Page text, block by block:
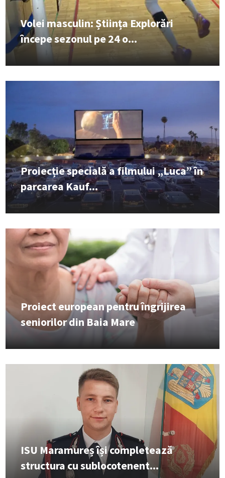
Volei masculin: Știința Explorări
începe sezonul pe 24 o...
Proiecție specială a filmului „Luca” în
parcarea Kauf...
Proiect european pentru îngrijirea
seniorilor din Baia Mare
ISU Maramureș își completează
structura cu sublocotenent...